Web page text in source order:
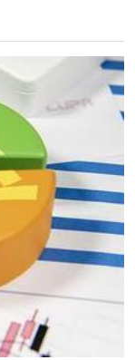
需要遵循一定的
回的资产及损益账
定 ...